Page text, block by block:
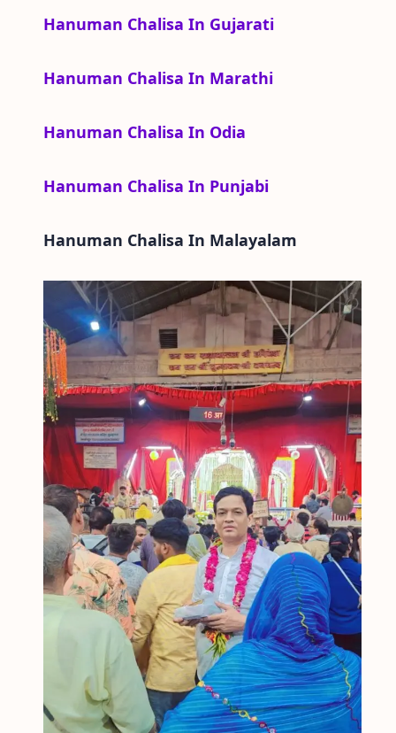
Hanuman Chalisa In Gujarati
Hanuman Chalisa In Marathi
Hanuman Chalisa In Odia
Hanuman Chalisa In Punjabi
Hanuman Chalisa In Malayalam